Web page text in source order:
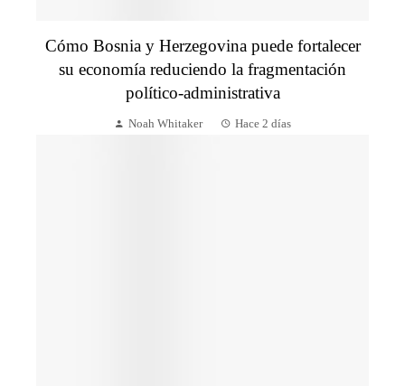
Cómo Bosnia y Herzegovina puede fortalecer
su economía reduciendo la fragmentación
político-administrativa
Noah Whitaker Hace 2 días